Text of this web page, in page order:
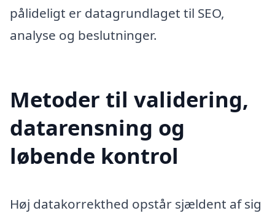
pålideligt er datagrundlaget til SEO,
analyse og beslutninger.
Metoder til validering,
datarensning og
løbende kontrol
Høj datakorrekthed opstår sjældent af sig